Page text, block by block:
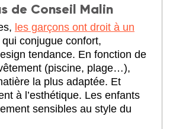
de Conseil Malin
les garçons ont droit à un
qui conjugue confort,
tendance. En fonction de
(piscine, plage…),
la plus adaptée. Et
à l’esthétique. Les enfants
sensibles au style du